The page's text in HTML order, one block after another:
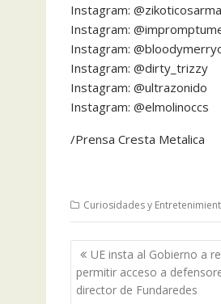
Instagram:
Instagram:
Instagram:
Instagram: @dirty_trizzy
Instagram: @ultrazonido
Instagram: @elmolinoccs
/Prensa Cresta Metalica
Curiosidades y
Navegación
de
entradas
UE insta al Gobierno a
permitir acceso a
director de Fundaredes